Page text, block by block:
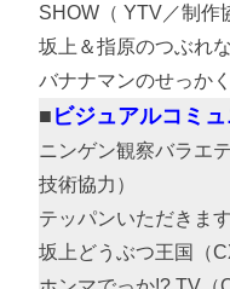
SHOW（ YTV／制作
坂上＆指原のつぶれ
バナナマンのせっか
ビジュアルコミ
ニンゲン観察バラエ
技術協力）
テッパンいただきま
坂上どうぶつ王国（